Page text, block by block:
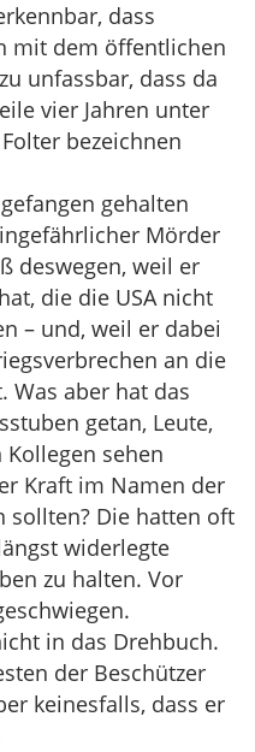
dass
mit dem öffentlichen
unfassbar, dass da
vier Jahren unter
bezeichnen
gehalten
Mörder
deswegen, weil er
die die USA nicht
– und, weil er dabei
an die
Was aber hat das
getan, Leute,
sehen
Kraft im Namen der
sollten? Die hatten oft
widerlegte
zu halten. Vor
in das Drehbuch.
der Beschützer
keinesfalls, dass er